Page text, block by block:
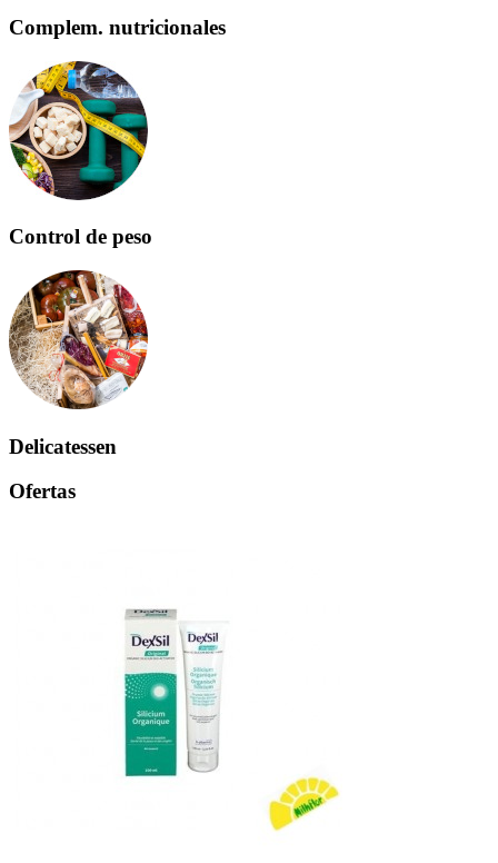
Complem. nutricionales
Control de peso
Delicatessen
Ofertas